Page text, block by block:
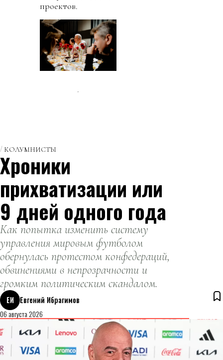
проектов.
КОЛУМНИСТЫ
Хроники
прихватизации или
9 дней одного года
Как попытка изменить систему
управления мировым футболом
обернулась протестом конфедераций,
обвинениями в непрозрачности и
громким политическим скандалом.
ЕИ
Евгений Ибрагимов
06 августа 2026